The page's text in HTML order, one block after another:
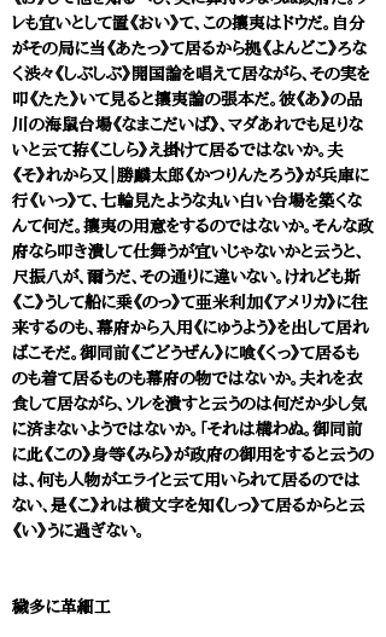
レも宜いとして置《おい》て、この攘夷はドウだ。自分
がその局に当《あたっ》て居るから拠《よんどこ》ろな
く渋々《しぶしぶ》開国論を唱えて居ながら、その実を
叩《たた》いて見ると攘夷論の張本だ。彼《あ》の品
川の海鼠台場《なまこだいば》、マダあれでも足りな
いと云て拵《こしら》え掛けて居るではないか。夫
《そ》れから又｜勝麟太郎《かつりんたろう》が兵庫に
行《いっ》て、七輪見たような丸い白い台場を築くな
んて何だ。攘夷の用意をするのではないか。そんな政
府なら叩き潰して仕舞うが宜いじゃないかと云うと、
尺振八が、爾うだ、その通りに違いない。けれども斯
《こ》うして船に乗《のっ》て亜米利加《アメリカ》に往
来するのも、幕府から入用《にゅうよう》を出して居れ
ばこそだ。御同前《ごどうぜん》に喰《くっ》て居るも
のも着て居るものも幕府の物ではないか。夫れを衣
食して居ながら、ソレを潰すと云うのは何だか少し気
に済まないようではないか。「それは構わぬ。御同前
に此《この》身等《みら》が政府の御用をすると云うの
は、何も人物がエライと云て用いられて居るのでは
ない、是《こ》れは横文字を知《しっ》て居るからと云
《い》うに過ぎない。
穢多に革細工